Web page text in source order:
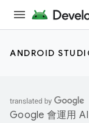
ANDROID
Google 會運用